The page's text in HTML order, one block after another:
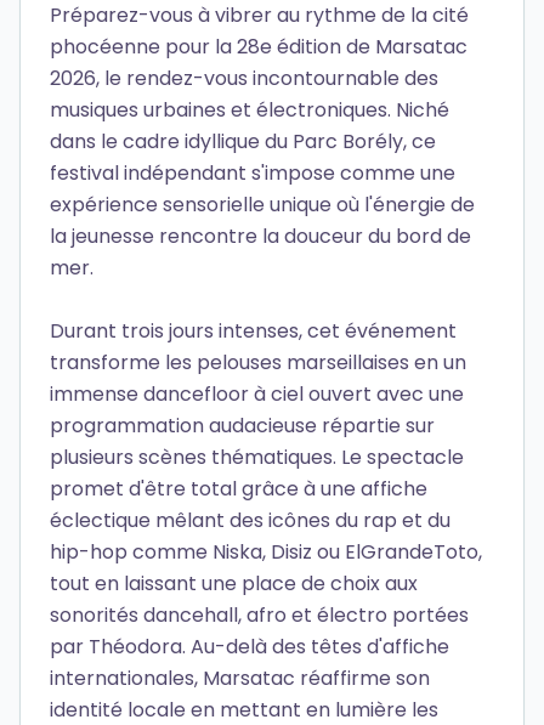
Préparez-vous à vibrer au rythme de la cité
phocéenne pour la 28e édition de Marsatac
2026, le rendez-vous incontournable des
musiques urbaines et électroniques. Niché
dans le cadre idyllique du Parc Borély, ce
festival indépendant s'impose comme une
expérience sensorielle unique où l'énergie de
la jeunesse rencontre la douceur du bord de
mer.
Durant trois jours intenses, cet événement
transforme les pelouses marseillaises en un
immense dancefloor à ciel ouvert avec une
programmation audacieuse répartie sur
plusieurs scènes thématiques. Le spectacle
promet d'être total grâce à une affiche
éclectique mêlant des icônes du rap et du
hip-hop comme Niska, Disiz ou ElGrandeToto,
tout en laissant une place de choix aux
sonorités dancehall, afro et électro portées
par Théodora. Au-delà des têtes d'affiche
internationales, Marsatac réaffirme son
identité locale en mettant en lumière les